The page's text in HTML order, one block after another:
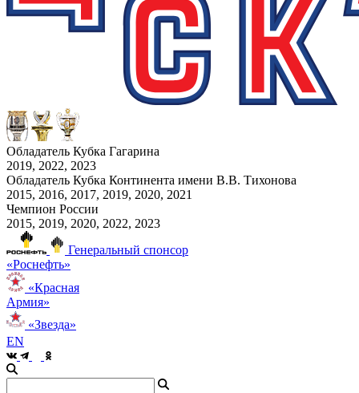
Обладатель Кубка Гагарина
2019, 2022, 2023
Обладатель Кубка Континента имени В.В. Тихонова
2015, 2016, 2017, 2019, 2020, 2021
Чемпион России
2015, 2019, 2020, 2022, 2023
Генеральный спонсор
«Роснефть»
«Красная
Армия»
«Звезда»
EN